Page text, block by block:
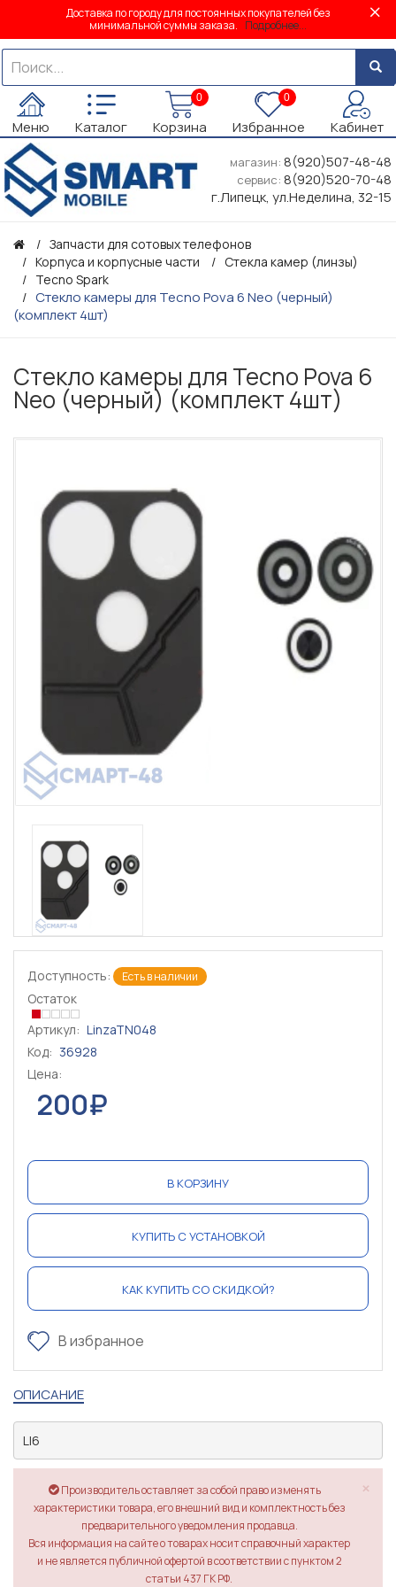
Доставка по городу для постоянных покупателей без
минимальной суммы заказа. Подробнее...
Меню Каталог
0
Корзина
0
Избранное Кабинет
магазин: 8(920)507-48-48
сервис: 8(920)520-70-48
г.Липецк, ул.Неделина, 32-15
Запчасти для сотовых телефонов
Корпуса и корпусные части
Стекла камер (линзы)
Tecno Spark
Стекло камеры для Tecno Pova 6 Neo (черный)
(комплект 4шт)
Стекло камеры для Tecno Pova 6
Neo (черный) (комплект 4шт)
Доступность: Есть в наличии
Остаток
Артикул: LinzaTN048
Код: 36928
Цена:
200₽
В КОРЗИНУ
КУПИТЬ С УСТАНОВКОЙ
КАК КУПИТЬ СО СКИДКОЙ?
В избранное
ОПИСАНИЕ
LI6
×
Производитель оставляет за собой право изменять
характеристики товара, его внешний вид и комплектность без
предварительного уведомления продавца.
Вся информация на сайте о товарах носит справочный характер
и не является публичной офертой в соответствии с пунктом 2
статьи 437 ГК РФ.